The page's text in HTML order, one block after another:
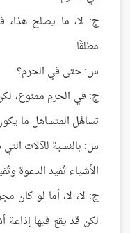
ج: لا، ما يصلح هذا،
مطلقًا.
س: حتى في الحرم؟
ج: في الحرم ممنوع،
تساهُل المتساهل ما
س: بالنسبة للآلات
الأشياء تُفيد الدعوة
ج: لا، لا، أما لو كان
لكن قد يقع فيها إذاعة